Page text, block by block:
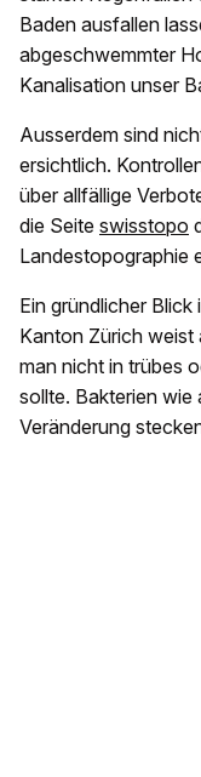
Baden ausfallen
abgeschwemmter
Kanalisation unser
Ausserdem sind
ersichtlich.
über allfällige
die Seite swisstopo
Landestopographie
Ein gründlicher
Kanton Zürich weist
man nicht in trübes
sollte. Bakterien wie
Veränderung